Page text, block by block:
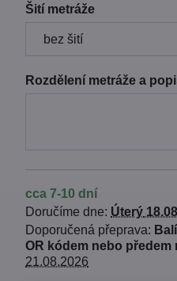
Šití metráže
Rozdělení metráže a
cca 7-10 dní
Doručíme dne: Úterý
OR kódem nebo
21.08.2026